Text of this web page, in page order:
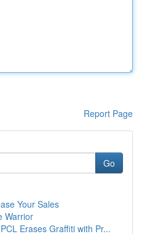
Report Page
Go
Your Sales
Warrior
Erases Graffiti with Pr...